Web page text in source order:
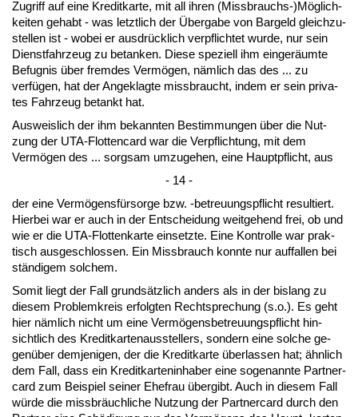
Zu­griff auf ei­ne Kre­dit­kar­te, mit all ih­ren (Miss­brauchs-)Möglich­
kei­ten ge­habt - was letzt­lich der Überg­a­be von Bar­geld gleich­zu­
stel­len ist - wo­bei er aus­drück­lich ver­pflich­tet wur­de, nur sein
Dienst­fahr­zeug zu be­tan­ken. Die­se spe­zi­ell ihm ein­geräum­te
Be­fug­nis über frem­des Vermögen, nämlich das des ... zu
verfügen, hat der An­ge­klag­te miss­braucht, in­dem er sein pri­va­
tes Fahr­zeug be­tankt hat.
Aus­weis­lich der ihm be­kann­ten Be­stim­mun­gen über die Nut­
zung der UTA-Flot­ten­card war die Ver­pflich­tung, mit dem
Vermögen des ... sorg­sam um­zu­ge­hen, ei­ne Haupt­pflicht, aus
- 14 -
der ei­ne Vermögensfürsor­ge bzw. -be­treu­ungs­pflicht re­sul­tiert.
Hier­bei war er auch in der Ent­schei­dung weit­ge­hend frei, ob und
wie er die UTA-Flot­ten­kar­te ein­setz­te. Ei­ne Kon­trol­le war prak­
tisch aus­ge­schlos­sen. Ein Miss­brauch konn­te nur auf­fal­len bei
ständi­gem sol­chem.
So­mit liegt der Fall grundsätz­lich an­ders als in der bis­lang zu
die­sem Pro­blem­kreis er­folg­ten Recht­spre­chung (s.o.). Es geht
hier nämlich nicht um ei­ne Vermögens­be­treu­ungs­pflicht hin­
sicht­lich des Kre­dit­kar­ten­aus­stel­lers, son­dern ei­ne sol­che ge­
genüber dem­je­ni­gen, der die Kre­dit­kar­te über­las­sen hat; ähn­lich
dem Fall, dass ein Kre­dit­kar­ten­in­ha­ber ei­ne so­ge­nann­te Part­ner­
card zum Bei­spiel sei­ner Ehe­frau über­gibt. Auch in die­sem Fall
würde die miss­bräuch­li­che Nut­zung der Part­ner­card durch den